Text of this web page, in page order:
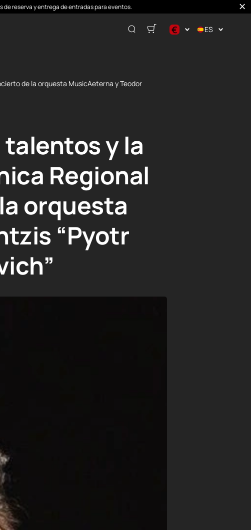
de reserva y entrega de entradas para eventos.
€ ES
de la orquesta MusicAeterna y Teodor
y la
Regional
orquesta
“Pyotr